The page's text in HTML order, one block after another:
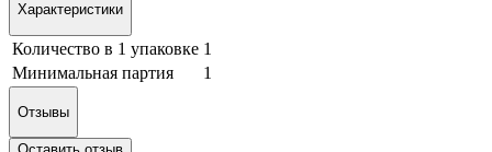
Характеристики
Количество в 1 упаковке 1
Минимальная партия
1
Отзывы